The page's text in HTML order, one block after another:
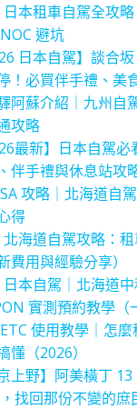
日本租車自駕全攻
避坑
日本自駕】談合
！必買伴手禮、美
阿蘇介紹｜九州自
攻略
最新】日本自駕
伴手禮與休息站攻
攻略｜北海道自
得
北海道自駕攻略：
費用與經驗分享）
日本自駕｜北海道
實測預約教學（
使用教學｜怎
懂（2026）
京上野】阿美橫丁
找回那份不變的庶